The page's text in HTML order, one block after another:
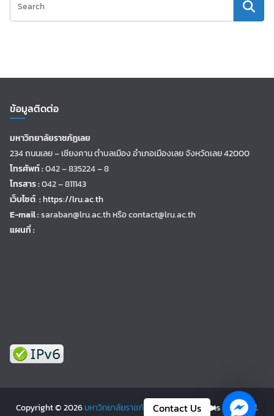
ข้อมูลติดต่อ
มหาวิทยาลัยราชภัฏเลย
234 ถนนเลย – เชียงคาน ตำบลเมือง อำเภอเมืองเลย จังหวัดเลย 42000
โทรศัพท์ :042 – 835224 – 8
โทรสาร :042 – 811143
เว็บไซต์ :https://lru.ac.th
E-mail :saraban@lru.ac.thหรือ contact@lru.ac.th
แผนที่ :
Copyright © 2026มหาวิทยาลัยราชภัฏเลย | LRU. All rights reserved.
Contact Us